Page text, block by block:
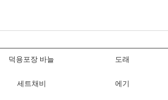
덕용포장 바늘 도래
세트채비 에기